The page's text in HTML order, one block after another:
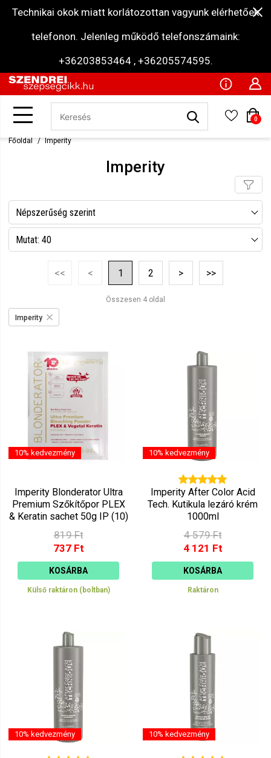
Technikai okok miatt korlátozottan vagyunk elérhetőek
telefonon. Jelenleg működő telefonszámaink:
+36203853464 , +36205574595.
0
Főoldal Imperity
Imperity
Népszerűség szerint
Név szerint csökkenő
Ár szerint növekvő
Mutat: 40
<< < 1 2 > >>
Összesen 4 oldal
Imperity
10% kedvezmény
Imperity Blonderator Ultra
Premium Szőkítőpor PLEX
& Keratin sachet 50g IP (10)
819 Ft
737 Ft
KOSÁRBA
Külső raktáron (boltban)
10% kedvezmény
Imperity After Color Acid
Tech. Kutikula lezáró krém
1000ml
4 579 Ft
4 121 Ft
KOSÁRBA
Raktáron
10% kedvezmény 10% kedvezmény